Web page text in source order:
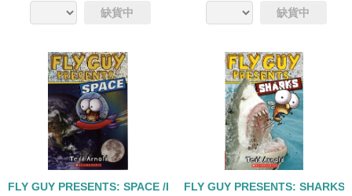
缺貨中 缺貨中
FLY GUY PRESENTS: SPACE /L2 FLY GUY PRESENTS: SHARKS